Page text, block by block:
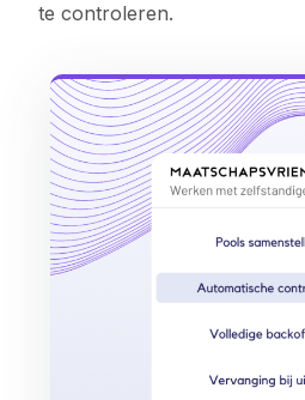
te controleren.